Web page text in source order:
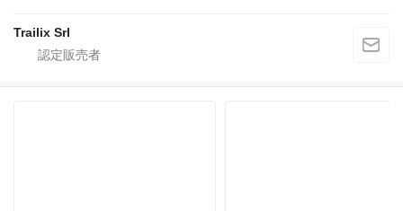
Trailix Srl